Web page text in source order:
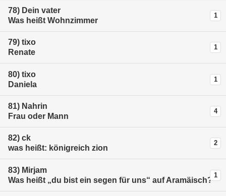
78) Dein vater
Was heißt Wohnzimmer
1
79) tixo
Renate
1
80) tixo
Daniela
1
81) Nahrin
Frau oder Mann
4
82) ck
was heißt: königreich zion
2
83) Mirjam
Was heißt „du bist ein segen für uns“ auf Aramäisch?
1